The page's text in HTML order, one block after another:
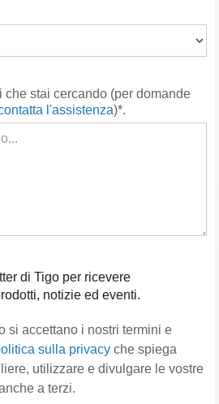
che stai cercando (per domande
l'assistenza)*.
di Tigo per ricevere
notizie ed eventi.
si accettano i nostri termini e
sulla privacy che spiega
utilizzare e divulgare le vostre
a terzi.